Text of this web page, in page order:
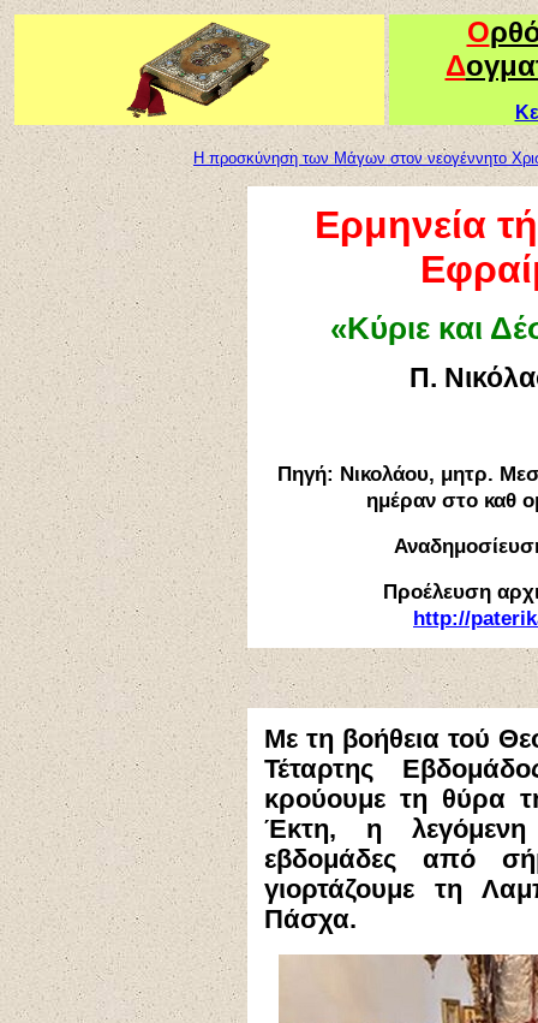
Ο
Δ
Η προσκύνηση των Μάγων στον νεογέννητο
Ερμηνεία
«Κύριε και
Π.
Πηγή: Νικολάου, μητρ.
ημέραν στο καθ
Προέλευση
http://
Με τη βοήθεια τού
Τέταρτης
κρούουμε τη θύρα
Έκτη, η
εβδομάδες από
γιορτάζουμε τη
Πάσχα.